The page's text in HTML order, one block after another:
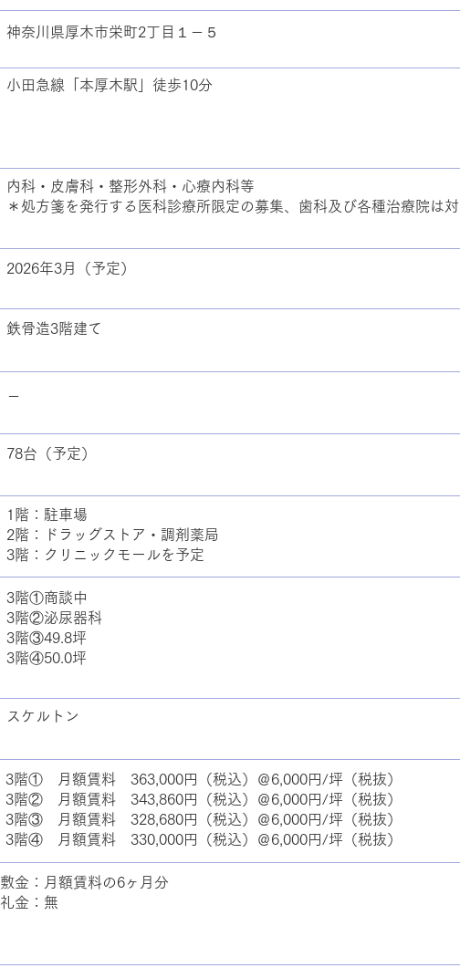
神奈川県厚木市栄町2丁目１－５
小田急線「本厚木駅」徒歩10分
内科・皮膚科・整形外科・心療内科等
＊処方箋を発行する医科診療所限定の募集、歯科及び各種治療院は
2026年3月（予定）
鉄骨造3階建て
－
78台（予定）
1階：駐車場
2階：ドラッグストア・調剤薬局
3階：クリニックモールを予定
スケルトン
3階①商談中
3階②泌尿器科
3階③49.8坪
3階④50.0坪
3階① 月額賃料 363,000円（税込）＠6,000円/坪（税抜）
3階② 月額賃料 343,860円（税込）＠6,000円/坪（税抜）
3階③ 月額賃料 328,680円（税込）＠6,000円/坪（税抜）
3階④ 月額賃料 330,000円（税込）＠6,000円/坪（税抜）
敷金：月額賃料の6ヶ月分
礼金：無